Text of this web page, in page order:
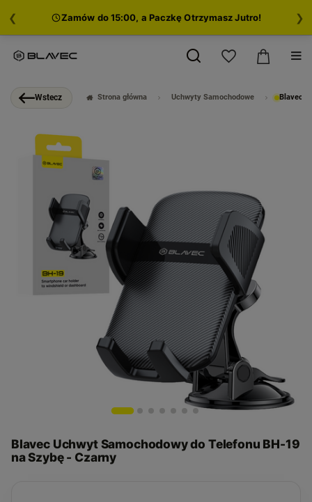
Zamów do 15:00, a Paczkę Otrzymasz Jutro!
❮ ❯
Strona główna Uchwyty Samochodowe Blavec
Blavec Uchwyt Samochodowy do Telefonu BH-19
na Szybę - Czarny